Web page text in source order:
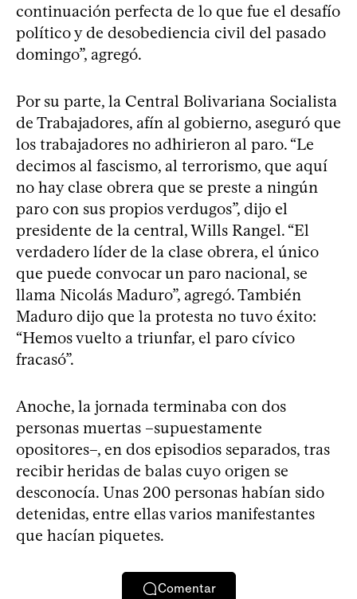
continuación perfecta de lo que fue el desafío
político y de desobediencia civil del pasado
domingo”, agregó.
Por su parte, la Central Bolivariana Socialista
de Trabajadores, afín al gobierno, aseguró que
los trabajadores no adhirieron al paro. “Le
decimos al fascismo, al terrorismo, que aquí
no hay clase obrera que se preste a ningún
paro con sus propios verdugos”, dijo el
presidente de la central, Wills Rangel. “El
verdadero líder de la clase obrera, el único
que puede convocar un paro nacional, se
llama Nicolás Maduro”, agregó. También
Maduro dijo que la protesta no tuvo éxito:
“Hemos vuelto a triunfar, el paro cívico
fracasó”.
Anoche, la jornada terminaba con dos
personas muertas –supuestamente
opositores–, en dos episodios separados, tras
recibir heridas de balas cuyo origen se
desconocía. Unas 200 personas habían sido
detenidas, entre ellas varios manifestantes
que hacían piquetes.
Comentar